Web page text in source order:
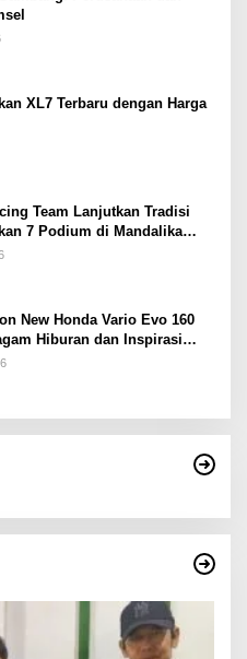
XL7 Terbaru dengan Harga
Team Lanjutkan Tradisi
7 Podium di Mandalika
ke 3
New Honda Vario Evo 160
Hiburan dan Inspirasi